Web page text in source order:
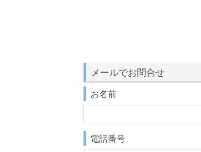
メールでお問合せ
お名前
電話番号